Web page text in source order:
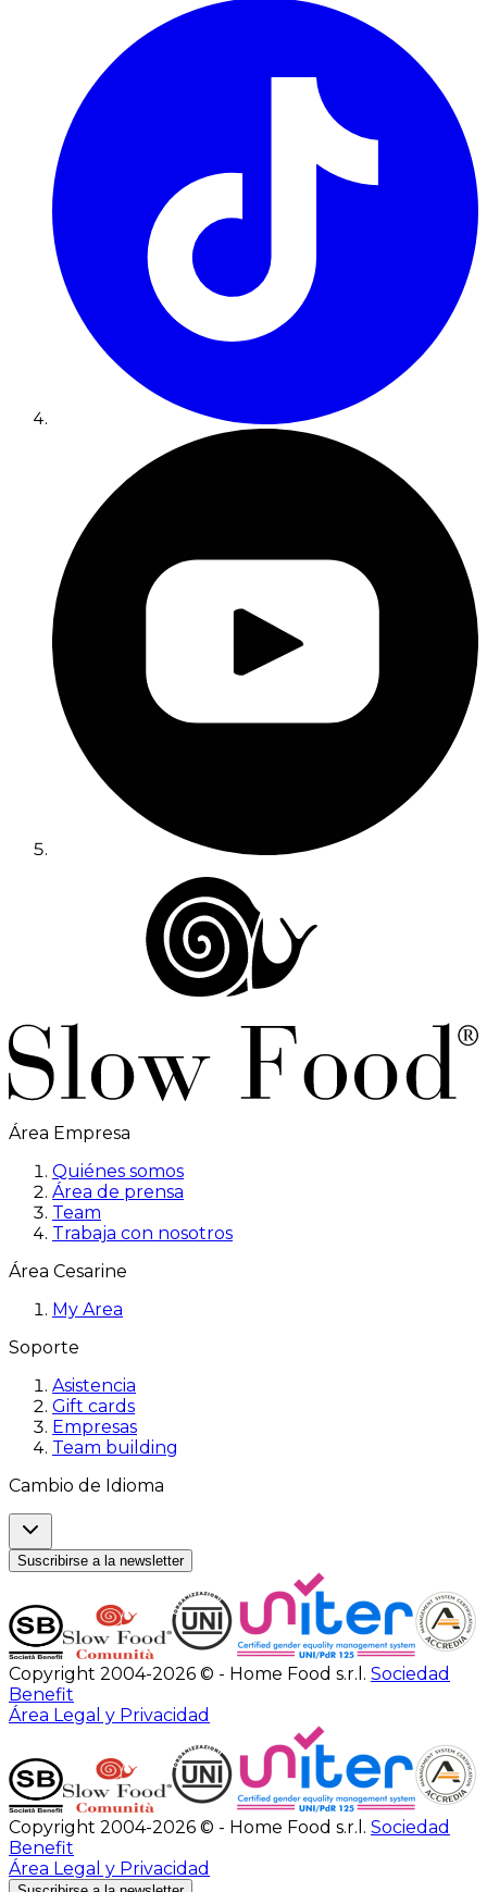
Área Empresa
Quiénes somos
Área de prensa
Team
Trabaja con nosotros
Área Cesarine
My Area
Soporte
Asistencia
Gift cards
Empresas
Team building
Cambio de Idioma
Suscribirse a la newsletter
Copyright 2004-2026 © - Home Food s.r.l. Sociedad
Benefit
Área Legal y Privacidad
Copyright 2004-2026 © - Home Food s.r.l. Sociedad
Benefit
Área Legal y Privacidad